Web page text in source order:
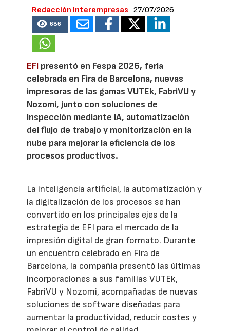
Redacción Interempresas 27/07/2026
686
EFI presentó en Fespa 2026, feria
celebrada en Fira de Barcelona, nuevas
impresoras de las gamas VUTEk, FabriVU y
Nozomi, junto con soluciones de
inspección mediante IA, automatización
del flujo de trabajo y monitorización en la
nube para mejorar la eficiencia de los
procesos productivos.
La inteligencia artificial, la automatización y
la digitalización de los procesos se han
convertido en los principales ejes de la
estrategia de EFI para el mercado de la
impresión digital de gran formato. Durante
un encuentro celebrado en Fira de
Barcelona, la compañía presentó las últimas
incorporaciones a sus familias VUTEk,
FabriVU y Nozomi, acompañadas de nuevas
soluciones de software diseñadas para
aumentar la productividad, reducir costes y